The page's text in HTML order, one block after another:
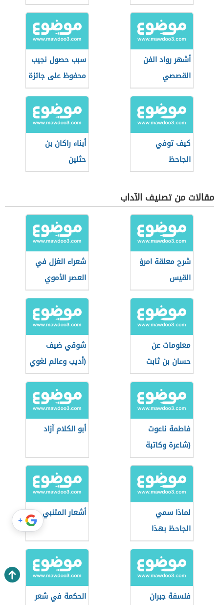
أشهر رواد الفن
القصصي
سبب حصول نجيب
محفوظ على جائزة
نوبل
كيف توفي
الجاحظ
أبناء راكان بن
حثلين
مقالات من تصنيف الآداب
شرح معلقة امرؤ
القيس
شعراء الغزل في
العصر الأموي
معلومات عن
حسان بن ثابت
شوقي ضيف
(أديب وعالم لغوي
مصري)
فاطمة ناعوت
(شاعرة وكاتبة
مصرية)
أبو الكلام آزاد
لماذا سمي
الجاحظ بهذا
الاسم
أشعار المتنبي
فلسفة جبران الحكمة في شعر
+